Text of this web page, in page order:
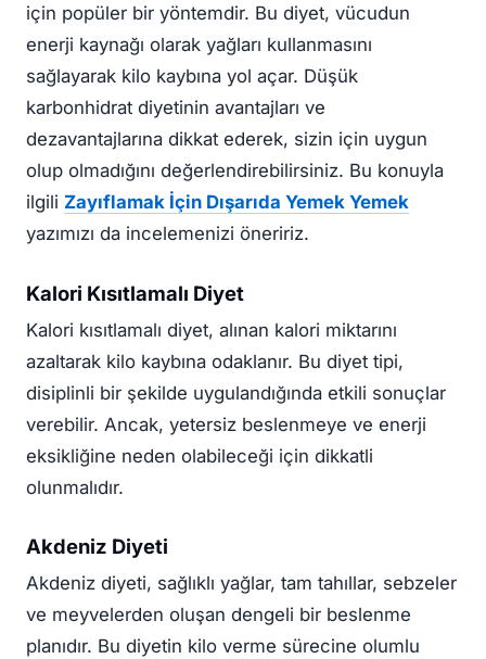
için popüler bir yöntemdir. Bu diyet, vücudun
enerji kaynağı olarak yağları kullanmasını
sağlayarak kilo kaybına yol açar. Düşük
karbonhidrat diyetinin avantajları ve
dezavantajlarına dikkat ederek, sizin için uygun
olup olmadığını değerlendirebilirsiniz. Bu konuyla
ilgili Zayıflamak İçin Dışarıda Yemek Yemek
yazımızı da incelemenizi öneririz.
Kalori Kısıtlamalı Diyet
Kalori kısıtlamalı diyet, alınan kalori miktarını
azaltarak kilo kaybına odaklanır. Bu diyet tipi,
disiplinli bir şekilde uygulandığında etkili sonuçlar
verebilir. Ancak, yetersiz beslenmeye ve enerji
eksikliğine neden olabileceği için dikkatli
olunmalıdır.
Akdeniz Diyeti
Akdeniz diyeti, sağlıklı yağlar, tam tahıllar, sebzeler
ve meyvelerden oluşan dengeli bir beslenme
planıdır. Bu diyetin kilo verme sürecine olumlu